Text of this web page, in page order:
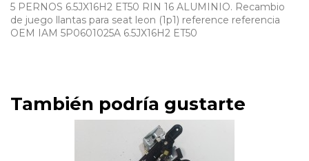
5 PERNOS 6.5JX16H2 ET50 RIN 16 ALUMINIO. Recambio
de juego llantas para seat leon (1p1) reference referencia
OEM IAM 5P0601025A 6.5JX16H2 ET50
También podría gustarte